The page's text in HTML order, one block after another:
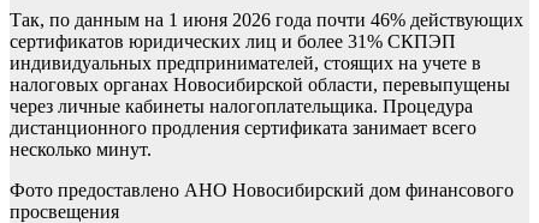
Так, по данным на 1 июня 2026 года почти 46% действующих
сертификатов юридических лиц и более 31% СКПЭП
индивидуальных предпринимателей, стоящих на учете в
налоговых органах Новосибирской области, перевыпущены
через личные кабинеты налогоплательщика. Процедура
дистанционного продления сертификата занимает всего
несколько минут.
Фото предоставлено АНО Новосибирский дом финансового
просвещения